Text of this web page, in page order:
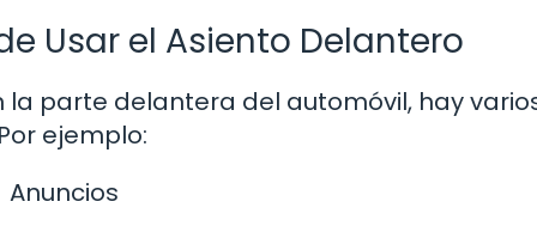
Usar el Asiento Delantero
la parte delantera del automóvil, hay
ejemplo:
Anuncios